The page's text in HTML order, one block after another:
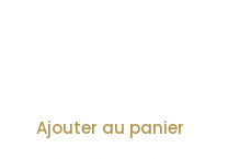
Ajouter au panier